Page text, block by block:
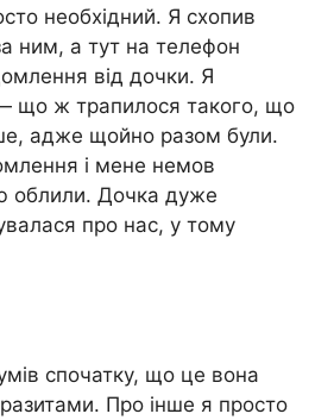
необхідний. Я схопив
ним, а тут на телефон
від дочки. Я
що ж трапилося такого, що
адже щойно разом були.
і мене немов
облили. Дочка дуже
про нас, у тому
спочатку, що це вона
Про інше я просто